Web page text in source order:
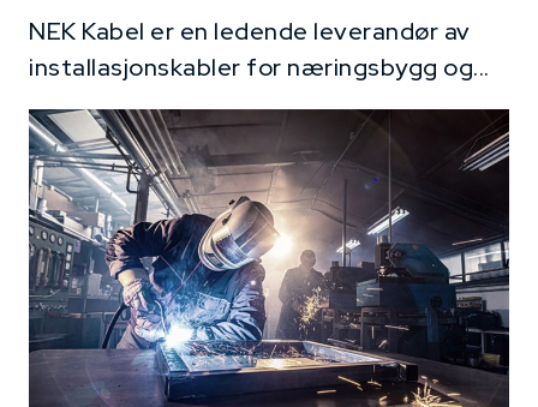
NEK Kabel er en ledende leverandør av
installasjonskabler for næringsbygg og...